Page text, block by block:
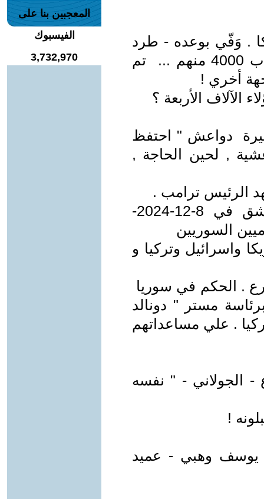
. وَفّي بوعده - طرد
داعش ، ولم يقضِ عليهم . واحتفظ ب 4000 منهم ... تم
أخري !
الأربعة ؟
دواعش " احتفظ
, لحين الحاجة ,
الرئيس ترامب .
فبعد هروب بشار الأسد , من دمشق في 8-12-2024-
السوريين
واسرائيل وتركيا و
. الحكم في سوريا
مستر " دونالد
. علي مساعداتهم
- الجولاني - " نفسه
!
يوسف وهبي - عميد
المعجبين بنا على
الفيسبوك
3,732,970